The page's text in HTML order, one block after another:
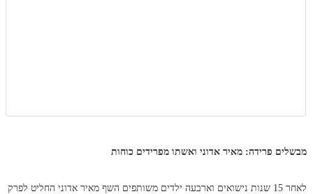
מבשלים פרידה: מאיר אדוני ואשתו מפרידים כוחות
לאחר 15 שנות נישואים וארבעה ילדים משותפים השף מאיר אדוני החליט לפרק